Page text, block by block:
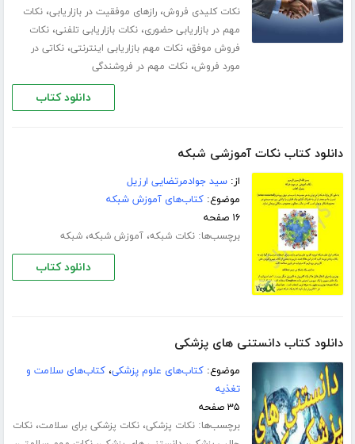
نکات کلیدی فروش،رازهای موفقیت در بازاریابی،نکات
مهم در بازاریابی حضوری،نکات بازاریابی تلفنی،نکات
فروش موفق،نکات مهم بازاریابی اینترنتی،نکاتی در
مورد فروش،نکات مهم در فروشندگی
دانلود کتاب
دانلود کتاب نکات آموزشی شبکه
از:سید جوادمرتضایی ارزیل
موضوع:کتاب‌های آموزش شبکه
۱۶ صفحه
برچسب‌ها:نکات شبکه،آموزش شبکه،شبکه
دانلود کتاب
دانلود کتاب دانستنی های پزشکی
موضوع:کتاب‌های علوم پزشکی،کتاب‌های سلامت و
تغذیه
۳۵ صفحه
برچسب‌ها:نکات پزشکی،نکات پزشکی برای سلامت،نکات